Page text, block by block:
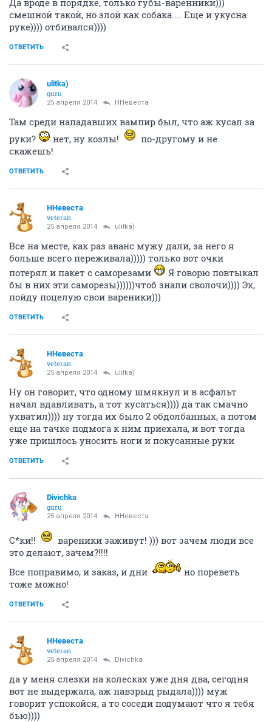
Да вроде в порядке, только губы-варенники)))
смешной такой, но злой как собака.... Еще и укусна
руке)))) отбивался))))
ОТВЕТИТЬ
ulitka)
guru
25 апреля 2014 ННевеста
Там среди нападавших вампир был, что аж кусал за
руки?
нет, ну козлы!
по-другому и не
скажешь!
ОТВЕТИТЬ
ННевеста
veteran
25 апреля 2014 ulitka)
Все на месте, как раз аванс мужу дали, за него я
больше всего переживала))))) только вот очки
потерял и пакет с саморезами
Я говорю повтыкал
бы в них эти саморезы))))))чтоб знали сволочи)))) Эх,
пойду поцелую свои вареники)))
ОТВЕТИТЬ
ННевеста
veteran
25 апреля 2014 ulitka)
Ну он говорит, что одному шмякнул и в асфальт
начал вдавливать, а тот кусаться)))) да так смачно
ухватил)))) ну тогда их было 2 обдолбанных, а потом
еще на тачке подмога к ним приехала, и вот тогда
уже пришлось уносить ноги и покусанные руки
ОТВЕТИТЬ
Divichka
guru
25 апреля 2014 ННевеста
С*ки!!
вареники заживут! ))) вот зачем люди все
это делают, зачем?!!!!
Все поправимо, и заказ, и дни
но пореветь
тоже можно!
ОТВЕТИТЬ
ННевеста
veteran
25 апреля 2014 Divichka
да у меня слезки на колесках уже дня два, сегодня
вот не выдержала, аж навзрыд рыдала)))) муж
говорит успокойся, а то соседи подумают что я тебя
бью))))